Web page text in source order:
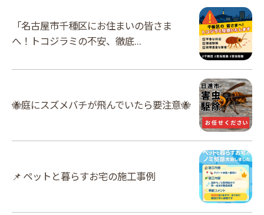
「名古屋市千種区にお住まいの皆さま
へ！トコジラミの不安、徹底...
🐝庭にスズメバチが飛んでいたら要注意🐝
📌 ペットと暮らすお宅の施工事例